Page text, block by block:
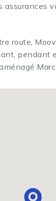
route,
pendant